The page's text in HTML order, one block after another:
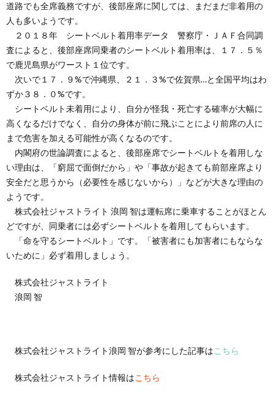
道路でも全席義務ですが、後部座席に関しては、まだまだ非着用の
人も多いようです。
２０１８年 シートベルト着用率データ 警察庁・ＪＡＦ合同調
査によると、後部座席同乗者のシートベルト着用率は、１７．５％
で鹿児島県がワースト１位です。
次いで１７．９%で沖縄県、２１．３%で佐賀県…と全国平均はわ
ずか３８．０%です。
シートベルト未着用により、自分が怪我・死亡する確率が大幅に
高くなるだけでなく、自分の身体が前に飛ぶことにより前席の人に
まで危害を加える可能性が高くなるのです。
内閣府の世論調査によると、後部座席でシートベルトを着用しな
い理由は、「窮屈で面倒だから」や「事故が起きても前部座席より
安全だと思うから（必要性を感じないから）」などが大きな理由の
ようです。
株式会社ジャストライト 浪岡 智は運転席に乗車することがほとん
どですが、同乗者には必ずシートベルトを着用してもらいます。
「命を守るシートベルト」です。「被害者にも加害者にもならな
いために」必ず着用しましょう。
株式会社ジャストライト
浪岡 智
株式会社ジャストライト浪岡 智が参考にした記事はこちら
株式会社ジャストライト情報はこちら